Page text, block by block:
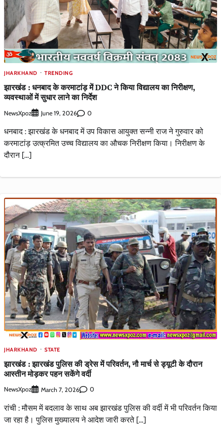
JHARKHAND TRENDING
झारखंड : धनबाद के करमाटांड़ में DDC ने किया विद्यालय का निरीक्षण,
व्यवस्थाओं में सुधार लाने का निर्देश
NewsXpoz June 19, 2026 0
धनबाद : झारखंड के धनबाद में उप विकास आयुक्त सन्नी राज ने गुरुवार को
करमाटांड़ उत्क्रमित उच्च विद्यालय का औचक निरीक्षण किया। निरीक्षण के
दौरान […]
JHARKHAND STATE
झारखंड : झारखंड पुलिस की ड्रेस में परिवर्तन, नौ मार्च से ड्यूटी के दौरान
आस्तीन मोड़कर पहन सकेंगे वर्दी
NewsXpoz March 7, 2026 0
रांची : मौसम में बदलाव के साथ अब झारखंड पुलिस की वर्दी में भी परिवर्तन किया
जा रहा है। पुलिस मुख्यालय ने आदेश जारी करते […]